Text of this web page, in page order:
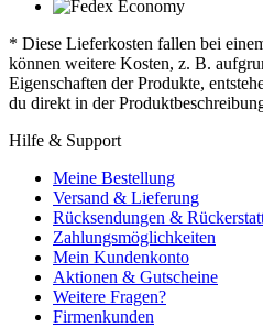
* Diese Lieferkosten fallen bei
können weitere Kosten, z. B.
Eigenschaften der Produkte,
du direkt in der
Hilfe & Support
Meine Bestellung
Versand & Lieferung
Rücksendungen &
Zahlungsmöglichkeiten
Mein Kundenkonto
Aktionen & Gutscheine
Weitere Fragen?
Firmenkunden